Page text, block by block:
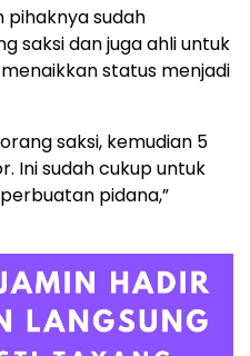
pihaknya sudah
saksi dan juga ahli untuk
status menjadi
saksi, kemudian 5
Ini sudah cukup untuk
pidana,”